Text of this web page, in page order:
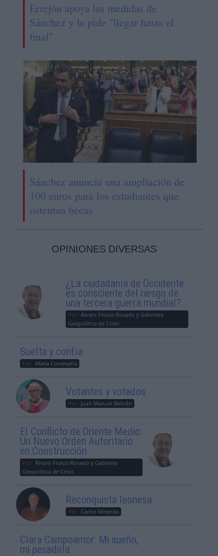
Errejón apoya las medidas de
Sánchez y le pide "llegar hasta el
final"
Sánchez anuncia una ampliación de
100 euros para los estudiantes que
ostentan becas
OPINIONES DIVERSAS
¿La ciudadanía de Occidente
es consciente del riesgo de
una tercera guerra mundial?
Por Álvaro Frutos Rosado y Gabinete
Geopolítica de Crisis
Suelta y confía
Por María Comesaña
Votantes y votados
Por Juan Manuel Beltrán
El Conflicto de Oriente Medio:
Un Nuevo Orden Autoritario
en Construcción
Por Álvaro Frutos Rosado y Gabinete
Geopolítica de Crisis
Reconquista leonesa
Por Carlos Miranda
Clara Campoamor: Mi sueño,
mi pesadilla